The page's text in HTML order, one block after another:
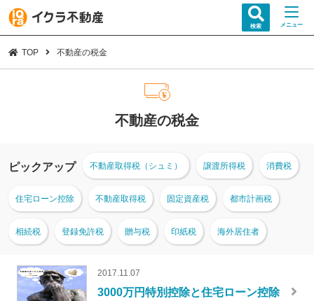
検索 メニュー
TOP 不動産の税金
不動産の税金
ピックアップ 不動産取得税（シュミ） 譲渡所得税 消費税
住宅ローン控除 不動産取得税 固定資産税 都市計画税
相続税 登録免許税 贈与税 印紙税 海外居住者
2017.11.07
3000万円特別控除と住宅ローン控除